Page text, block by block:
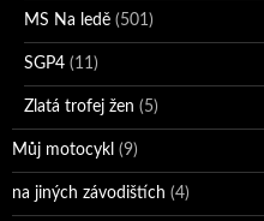
MS Na ledě (501)
SGP4 (11)
Zlatá trofej žen (5)
Můj motocykl (9)
na jiných závodištích (4)